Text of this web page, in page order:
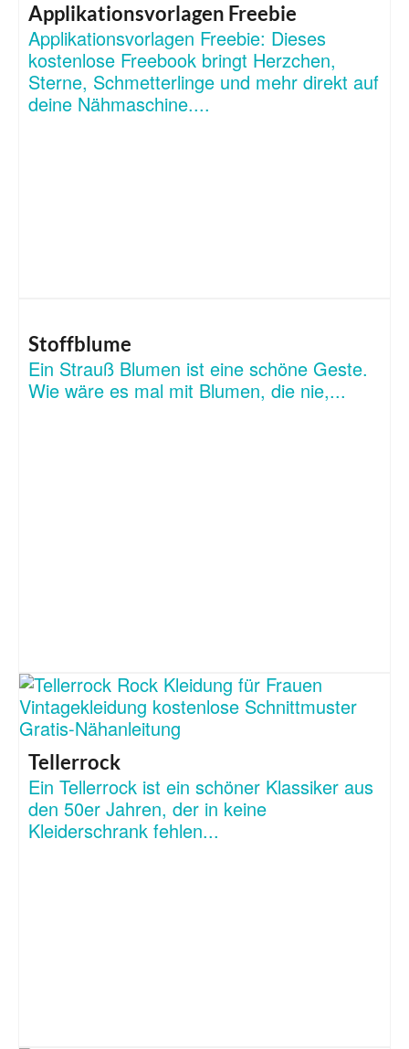
Applikationsvorlagen Freebie
Applikationsvorlagen Freebie: Dieses
kostenlose Freebook bringt Herzchen,
Sterne, Schmetterlinge und mehr direkt auf
deine Nähmaschine....
Stoffblume
Ein Strauß Blumen ist eine schöne Geste.
Wie wäre es mal mit Blumen, die nie,...
Tellerrock
Ein Tellerrock ist ein schöner Klassiker aus
den 50er Jahren, der in keine
Kleiderschrank fehlen...